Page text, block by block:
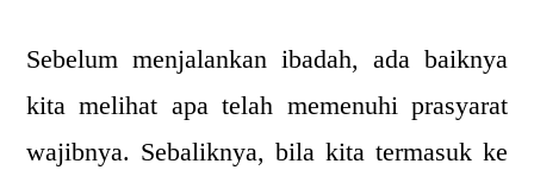
Sebelum menjalankan ibadah, ada baiknya
kita melihat apa telah memenuhi prasyarat
wajibnya. Sebaliknya, bila kita termasuk ke